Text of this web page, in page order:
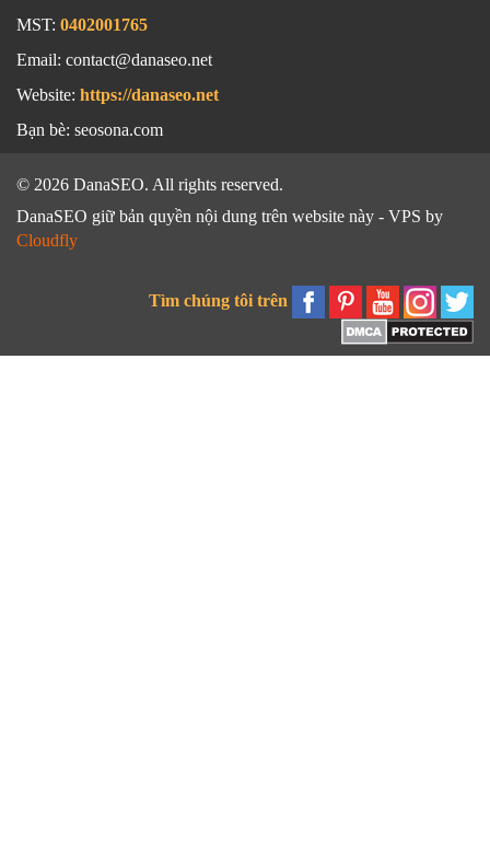
MST: 0402001765
Email: contact@danaseo.net
Website: https://danaseo.net
Bạn bè: seosona.com
© 2026 DanaSEO. All rights reserved.
DanaSEO giữ bản quyền nội dung trên website này - VPS by
Cloudfly
Tìm chúng tôi trên